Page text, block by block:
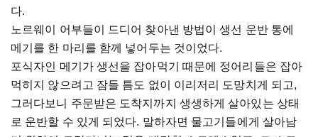
다.
노르웨이 어부들이 드디어 찾아낸 방법이 생선 운반 통에
메기를 한 마리를 함께 넣어두는 것이었다.
포식자인 메기가 생선을 잡아먹기 때문에 정어리들은 잡아
먹히지 않으려고 잠들 틈도 없이 이리저리 도망치게 되고,
그러다보니 주문받은 도착지까지 생생하게 살아있는 상태
로 운반할 수 있게 되었다. 말하자면 물고기들에게 살아남